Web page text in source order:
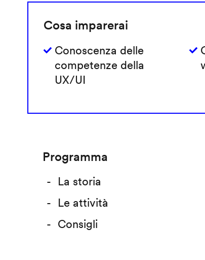
Cosa imparerai
Conoscenza delle
competenze della
UX/UI
Programma
La storia
Le attività
Consigli